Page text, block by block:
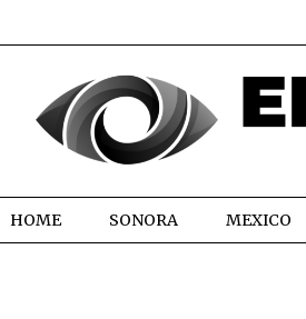
HOME SONORA MEXICO